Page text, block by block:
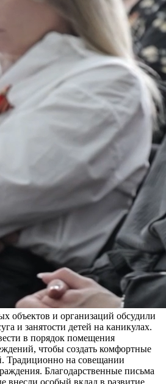
объектов и организаций обсудили
и занятости детей на каникулах.
в порядок помещения
чтобы создать комфортные
Традиционно на совещании
Благодарственные письма